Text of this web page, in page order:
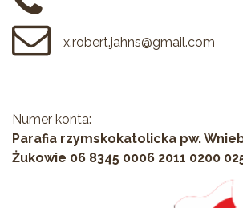
x.robert.jahns@gmail.com
Numer konta:
Parafia rzymskokatolicka pw.
Żukowie 06 8345 0006 2011 0200